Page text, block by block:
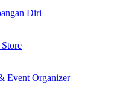
Diri
Event Organizer